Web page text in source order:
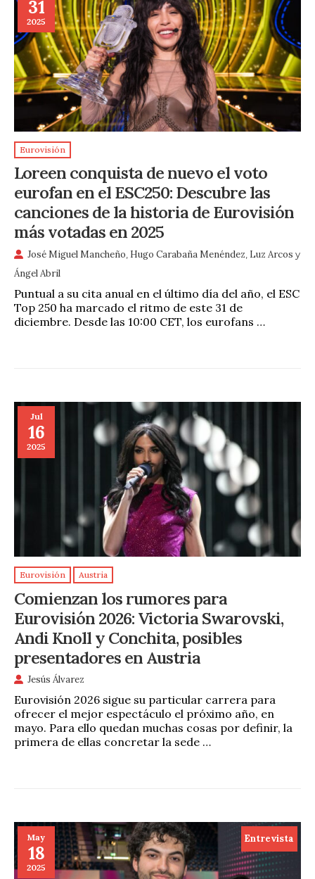
31
2025
Eurovisión
Loreen conquista de nuevo el voto
eurofan en el ESC250: Descubre las
canciones de la historia de Eurovisión
más votadas en 2025
José Miguel Mancheño Hugo Carabaña Menéndez Luz Arcos y
Ángel Abril
Puntual a su cita anual en el último día del año, el ESC
Top 250 ha marcado el ritmo de este 31 de
diciembre. Desde las 10:00 CET, los eurofans …
Jul
16
2025
Eurovisión Austria
Comienzan los rumores para
Eurovisión 2026: Victoria Swarovski,
Andi Knoll y Conchita, posibles
presentadores en Austria
Jesús Álvarez
Eurovisión 2026 sigue su particular carrera para
ofrecer el mejor espectáculo el próximo año, en
mayo. Para ello quedan muchas cosas por definir, la
primera de ellas concretar la sede …
May
18
2025
Entrevista